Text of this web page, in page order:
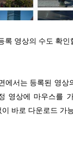
록 영상의 수도 확인
에서는 등록된 영상
영상에 마우스를
바로 다운로드 가